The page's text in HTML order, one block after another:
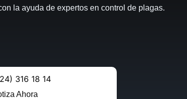
la ayuda de expertos en control de plagas.
316 18 14
Ahora